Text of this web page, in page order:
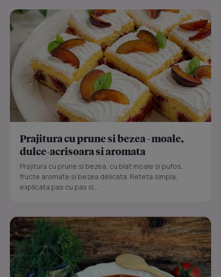
Prajitura cu prune si bezea - moale,
dulce-acrisoara si aromata
Prajitura cu prune si bezea, cu blat moale si pufos,
fructe aromate si bezea delicata. Reteta simpla,
explicata pas cu pas si...